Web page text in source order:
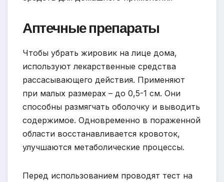
Аптечные препараты
Чтобы убрать жировик на лице дома,
используют лекарственные средства
рассасывающего действия. Применяют
при малых размерах – до 0,5-1 см. Они
способны размягчать оболочку и выводить
содержимое. Одновременно в пораженной
области восстанавливается кровоток,
улучшаются метаболические процессы.
Перед использованием проводят тест на